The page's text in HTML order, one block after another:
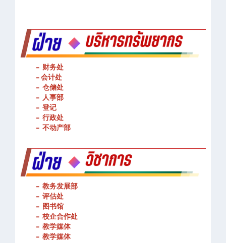
- 财务处
-会计处
- 仓储处
- 人事部
- 登记
- 行政处
- 不动产部
- 教务发展部
- 评估处
- 图书馆
- 校企合作处
- 教学媒体
- 教学媒体